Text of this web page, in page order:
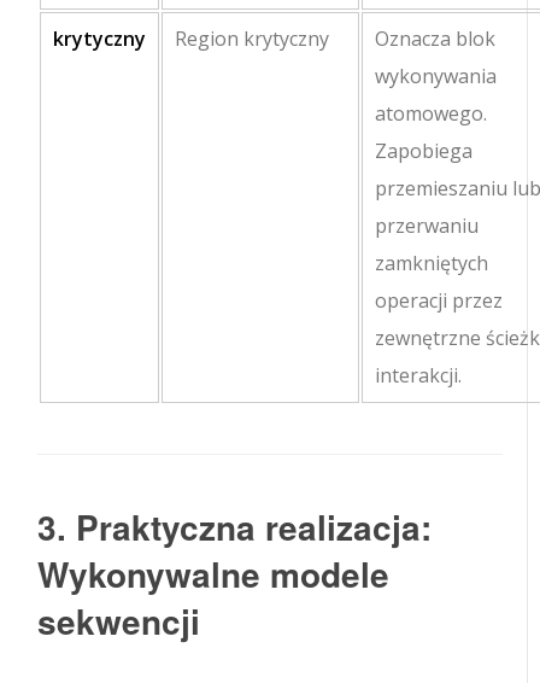
krytyczny Region krytyczny
Oznacza blok
wykonywania
atomowego.
Zapobiega
przemieszaniu
przerwaniu
zamkniętych
operacji przez
zewnętrzne
interakcji.
3. Praktyczna realizacja:
Wykonywalne modele
sekwencji